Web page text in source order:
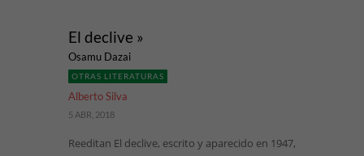
El declive »
Osamu Dazai
OTRAS LITERATURAS
Alberto Silva
5 ABR, 2018
Reeditan El declive, escrito y aparecido en 1947,